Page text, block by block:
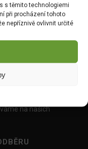
s těmito technologiemi
při procházení tohoto
nepříznivě ovlivnit určité
Kč
KČ
Kč,kterénepřesahují
na našich